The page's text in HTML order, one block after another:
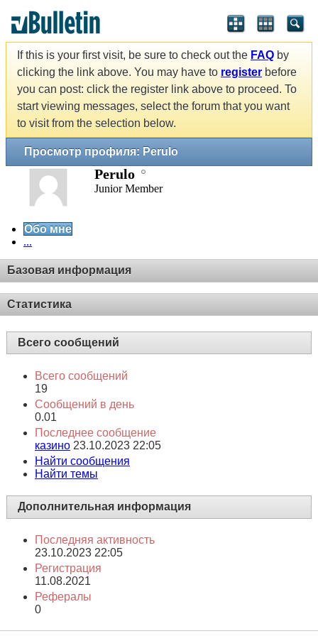
If this is your first visit, be sure to check out the FAQ by
clicking the link above. You may have to register before
you can post: click the register link above to proceed. To
start viewing messages, select the forum that you want
to visit from the selection below.
Просмотр профиля: Perulo
Perulo
Junior Member
Обо мне
...
Базовая информация
Статистика
Всего сообщений
Всего сообщений
19
Сообщений в день
0.01
Последнее сообщение
казино 23.10.2023 22:05
Найти сообщения
Найти темы
Дополнительная информация
Последняя активность
23.10.2023 22:05
Регистрация
11.08.2021
Рефералы
0